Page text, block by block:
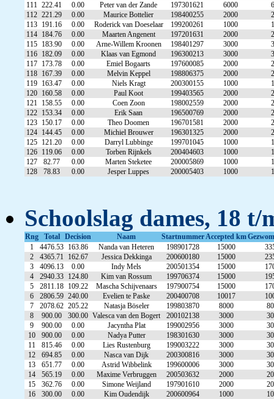
111 222.41 0.00 Peter van der Zande 197301621 6000
112 221.29 0.00 Maurice Bottelier 198400255 2000
113 191.16 0.00 Roderick van Doeselaar 199200261 1000
114 184.76 0.00 Maarten Angenent 197201631 2000
115 183.90 0.00 Arne-Willem Kroonen 198401297 3000
116 182.09 0.00 Klaas van Egmond 196300213 3000
117 173.78 0.00 Emiel Bogaarts 197600085 2000
118 167.39 0.00 Melvin Keppel 198806375 2000
119 163.47 0.00 Niels Kragt 200300155 1000
120 160.58 0.00 Paul Koot 199403565 2000
121 158.55 0.00 Coen Zoon 198002559 2000
122 153.34 0.00 Erik Saan 196500769 2000
123 150.17 0.00 Theo Doomen 196701581 2000
124 144.45 0.00 Michiel Brouwer 196301325 2000
125 121.20 0.00 Darryl Lubbinge 199701045 1000
126 119.06 0.00 Torben Rijnkels 200404603 1000
127
82.77 0.00 Marten Steketee 200005869 1000
128
78.83 0.00 Jesper Luppes 200005403 1000
Schoolslag dames, 18 t/
Rng Total Decision Naam StartnummerAccepted km
1
4476.53 163.86 Nanda van Heteren 198901728 15000
2
4365.71 162.67 Jessica Dekkinga 200600180 15000
3
4096.13 0.00 Indy Mels 200501354 15000
4
2940.33 124.80 Kim van Rossum 199706374 15000
5
2811.18 109.22 Mascha Schijvenaars 197900754 15000
6
2806.59 240.00 Evelien te Paske 200400708 10017
7
2078.62 205.22 Natasja Böseler 199803870 8000
8
900.00 300.00 Valesca van den Bogert 200102138 3000
9
900.00 0.00 Jacyntha Plat 199002956 3000
10
900.00 0.00 Nadya Putter 198301630 3000
11
815.46 0.00 Lies Rustenburg 199003222 3000
12
694.85 0.00 Nasca van Dijk 200300816 3000
13
651.77 0.00 Astrid Wibbelink 199600006 3000
14
565.19 0.00 Maxime Verbruggen 200503632 2000
15
362.76 0.00 Simone Weijland 197901610 2000
16
300.00 0.00 Kim Oudendijk 200600964 1000